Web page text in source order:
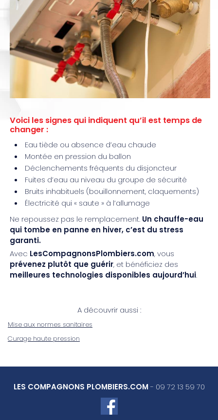
Voici les signes qui indiquent qu’il est temps de
changer :
Eau tiède ou absence d’eau chaude
Montée en pression du ballon
Déclenchements fréquents du disjoncteur
Fuites d’eau au niveau du groupe de sécurité
Bruits inhabituels (bouillonnement, claquements)
Électricité qui « saute » à l’allumage
Ne repoussez pas le remplacement. Un chauffe-eau
qui tombe en panne en hiver, c’est du stress
garanti.
Avec LesCompagnonsPlombiers.com, vous
prévenez plutôt que guérir, et bénéficiez des
meilleures technologies disponibles aujourd’hui.
A découvrir aussi :
Mise aux normes sanitaires
Curage haute pression
LES COMPAGNONS PLOMBIERS.COM- 09 72 13 59 70